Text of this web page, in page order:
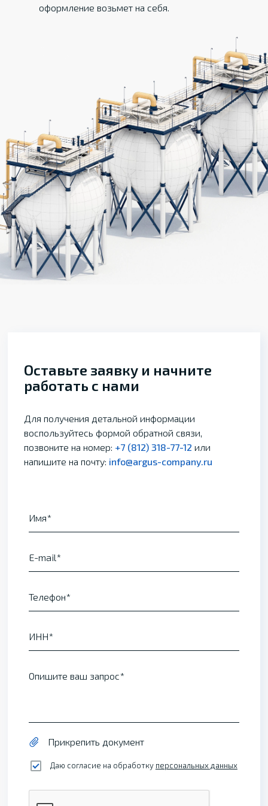
оформление возьмет на себя.
Оставьте заявку и начните
работать с нами
Для получения детальной информации
воспользуйтесь формой обратной связи,
позвоните на номер: +7 (812) 318-77-12 или
напишите на почту: info@argus-company.ru
Имя
E-mail
Телефон
ИНН
Опишите ваш запрос
Прикрепить документ
Даю согласие на обработку персональных данных